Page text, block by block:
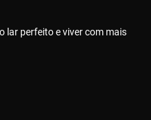
lar perfeito e viver com mais